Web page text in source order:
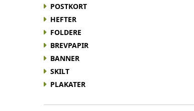
POSTKORT
HEFTER
FOLDERE
BREVPAPIR
BANNER
SKILT
PLAKATER